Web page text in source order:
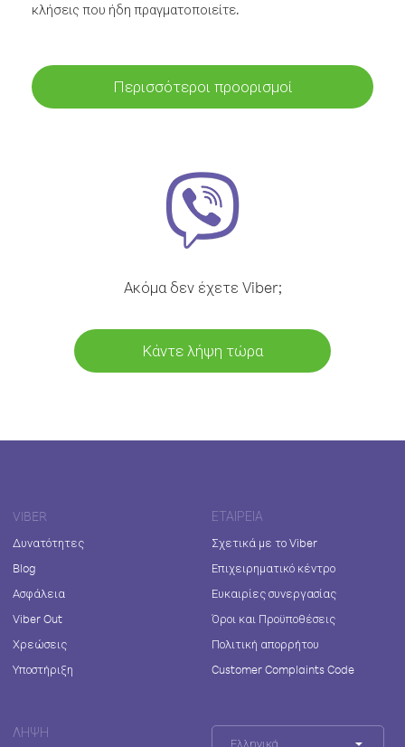
κλήσεις που ήδη πραγματοποιείτε.
Περισσότεροι προορισμοί
Ακόμα δεν έχετε Viber;
Κάντε λήψη τώρα
VIBER
Δυνατότητες
Blog
Ασφάλεια
Viber Out
Χρεώσεις
Υποστήριξη
ΕΤΑΙΡΕΊΑ
Σχετικά με το Viber
Επιχειρηματικό κέντρο
Ευκαιρίες συνεργασίας
Όροι και Προϋποθέσεις
Πολιτική απορρήτου
Customer Complaints Code
ΛΉΨΗ
Ελληνικά